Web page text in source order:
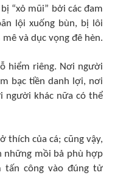
“xỏ mũi” bởi các đam
lội xuống bùn, bị lôi
và dục vọng đê hèn.
hiểm riêng. Nơi người
bạc tiền danh lợi, nơi
người khác nữa có thể
thích của cá; cũng vậy,
những mồi bả phù hợp
tấn công vào đúng tử